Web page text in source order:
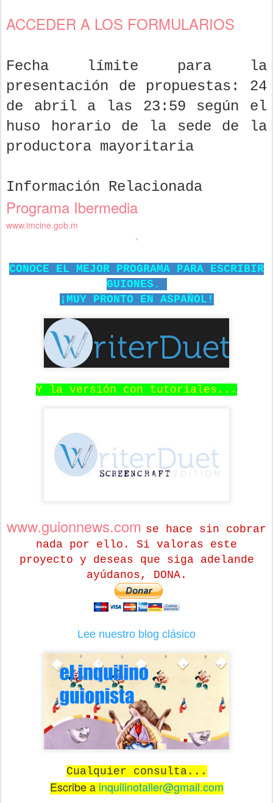
ACCEDER A LOS FORMULARIOS
Fecha límite para la
presentación de propuestas: 24
de abril a las 23:59 según el
huso horario de la sede de la
productora mayoritaria
Información Relacionada
Programa Ibermedia
www.imcine.gob.m
CONOCE EL MEJOR PROGRAMA PARA ESCRIBIR
GUIONES.
¡MUY PRONTO EN ASPAÑOL!
Y la versión con tutoriales...
www.guionnews.com se hace sin cobrar
nada por ello. Si valoras este
proyecto y deseas que siga adelande
ayúdanos, DONA.
Lee nuestro blog clásico
Cualquier consulta...
Escribe ainquilinotaller@gmail.com